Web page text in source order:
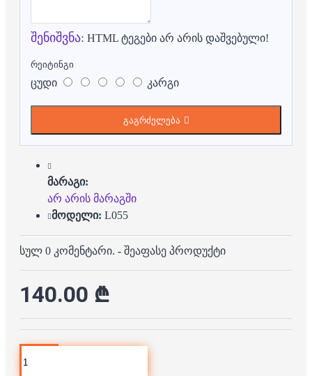
შენიშვნა: HTML ტეგები არ არის დაშვებული!
რეიტინგი
ცუდი კარგი
გაგრძელება
მარაგი:
არ არის მარაგში
მოდელი: L055
სულ 0 კომენტარი. - შეაფასე პროდუქტი
140.00 ₾